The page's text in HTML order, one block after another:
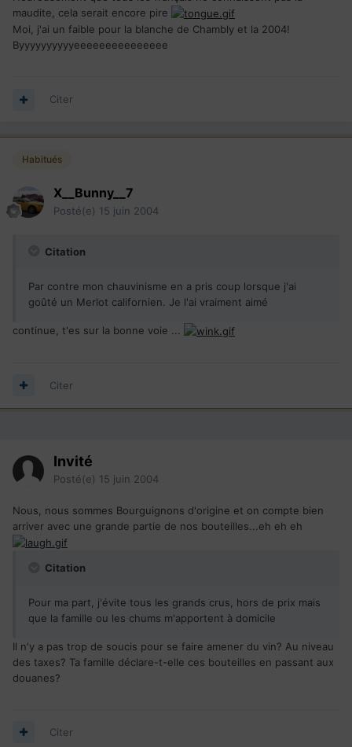
maudite, cela serait encore pire
Moi, j'ai un faible pour la blanche de Chambly et la 2004!
Byyyyyyyyyyeeeeeeeeeeeeeee
Citer
Habitués
X__Bunny__7
Posté(e) 15 juin 2004
Citation
Par contre mon chauvinisme en a pris coup lorsque j'ai
goûté un Merlot californien. Je l'ai vraiment aimé
continue, t'es sur la bonne voie ...
Citer
Invité
Posté(e) 15 juin 2004
Nous, nous sommes Bourguignons d'origine et on compte bien
arriver avec une grande partie de nos bouteilles...eh eh eh
Citation
Pour ma part, j'évite tous les grands crus, hors de prix mais
que la famille ou les chums m'apportent à domicile
Il n'y a pas trop de soucis pour se faire amener du vin? Au niveau
des taxes? Ta famille déclare-t-elle ces bouteilles en passant aux
douanes?
Citer